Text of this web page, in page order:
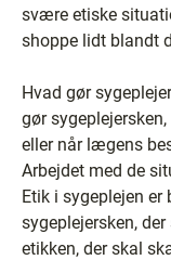
svære etiske
shoppe lidt blandt
Hvad gør
gør
eller når lægens
Arbejdet med de
Etik i sygeplejen er
sygeplejersken,
etikken, der skal